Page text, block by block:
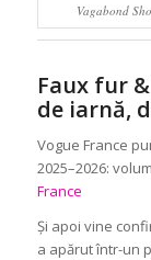
Vagabond
Faux fur
de iarnă,
Vogue France
2025–2026:
France
Și apoi vine
a apărut într-un